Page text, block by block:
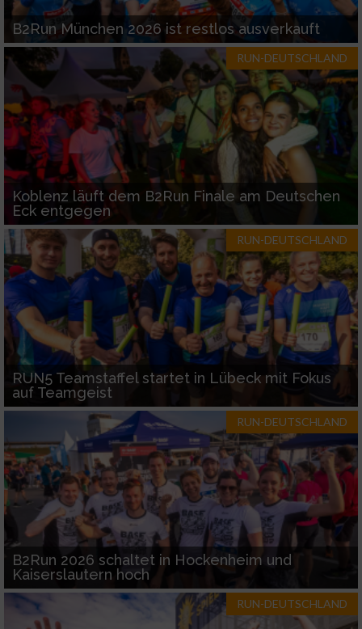
B2Run München 2026 ist restlos ausverkauft
RUN-DEUTSCHLAND
Koblenz läuft dem B2Run Finale am Deutschen
Eck entgegen
RUN-DEUTSCHLAND
RUN5 Teamstaffel startet in Lübeck mit Fokus
auf Teamgeist
RUN-DEUTSCHLAND
B2Run 2026 schaltet in Hockenheim und
Kaiserslautern hoch
RUN-DEUTSCHLAND